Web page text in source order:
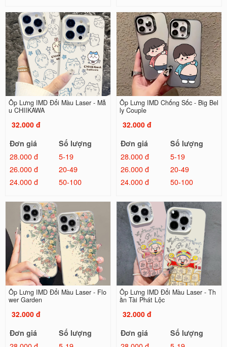
Ốp Lưng IMD Đổi Màu Laser - Mẫ
u CHIIKAWA
32.000 đ
Đơn giá
Số lượng
28.000 đ
5-19
26.000 đ
20-49
24.000 đ
50-100
Ốp Lưng IMD Chống Sốc - Big Bel
ly Couple
32.000 đ
Đơn giá
Số lượng
28.000 đ
5-19
26.000 đ
20-49
24.000 đ
50-100
Ốp Lưng IMD Đổi Màu Laser - Flo
wer Garden
32.000 đ
Đơn giá
Số lượng
Ốp Lưng IMD Đổi Màu Laser - Th
ần Tài Phát Lộc
32.000 đ
Đơn giá
Số lượng